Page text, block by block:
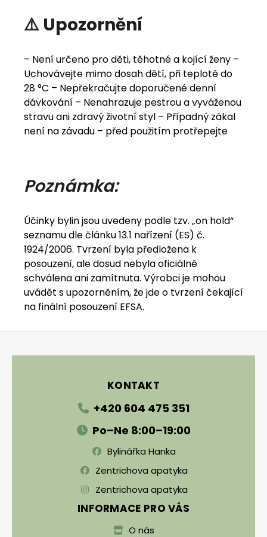
⚠️ Upozornění
– Není určeno pro děti, těhotné a kojící ženy –
Uchovávejte mimo dosah dětí, při teplotě do
28 °C – Nepřekračujte doporučené denní
dávkování – Nenahrazuje pestrou a vyváženou
stravu ani zdravý životní styl – Případný zákal
není na závadu – před použitím protřepejte
Poznámka:
Účinky bylin jsou uvedeny podle tzv. „on hold“
seznamu dle článku 13.1 nařízení (ES) č.
1924/2006. Tvrzení byla předložena k
posouzení, ale dosud nebyla oficiálně
schválena ani zamítnuta. Výrobci je mohou
uvádět s upozorněním, že jde o tvrzení čekající
na finální posouzení EFSA.
KONTAKT
+420 604 475 351
Po–Ne 8:00–19:00
Bylinářka Hanka
Zentrichova apatyka
Zentrichova apatyka
INFORMACE PRO VÁS
O nás